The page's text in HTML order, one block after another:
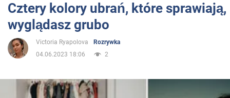
Rozrywka
Życie
Polityka
Cztery kolory ubrań, które sprawiają,
wyglądasz grubo
Victoria Ryapolova
Rozrywka
04.06.2023 18:06
2